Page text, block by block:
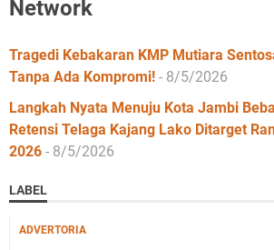
Network
Tragedi Kebakaran KMP Mutiara
Tanpa Ada Kompromi! - 8/5/2026
Langkah Nyata Menuju Kota Jambi
Retensi Telaga Kajang Lako Ditarget
2026 - 8/5/2026
LABEL
ADVERTORIA